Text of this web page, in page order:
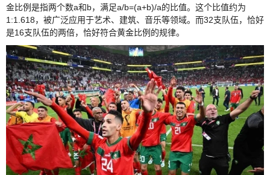
金比例是指两个数a和b，满足a/b=(a+b)/a的比值。这个比值约为
1:1.618，被广泛应用于艺术、建筑、音乐等领域。而32支队伍，恰好
是16支队伍的两倍，恰好符合黄金比例的规律。